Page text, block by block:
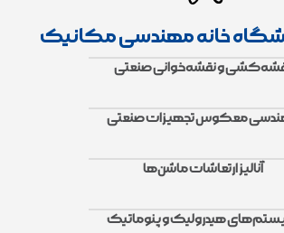
خانه مهندسی مکانیک
و نقشه‌خوانی صنعتی
معکوس تجهیزات صنعتی
آنالیز ارتعاشات ماشن‌ها
هیدرولیک و پنوماتیک